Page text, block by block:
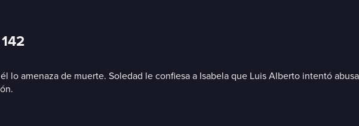
lo amenaza de muerte. Soledad le confiesa a Isabela que Luis Alberto intentó